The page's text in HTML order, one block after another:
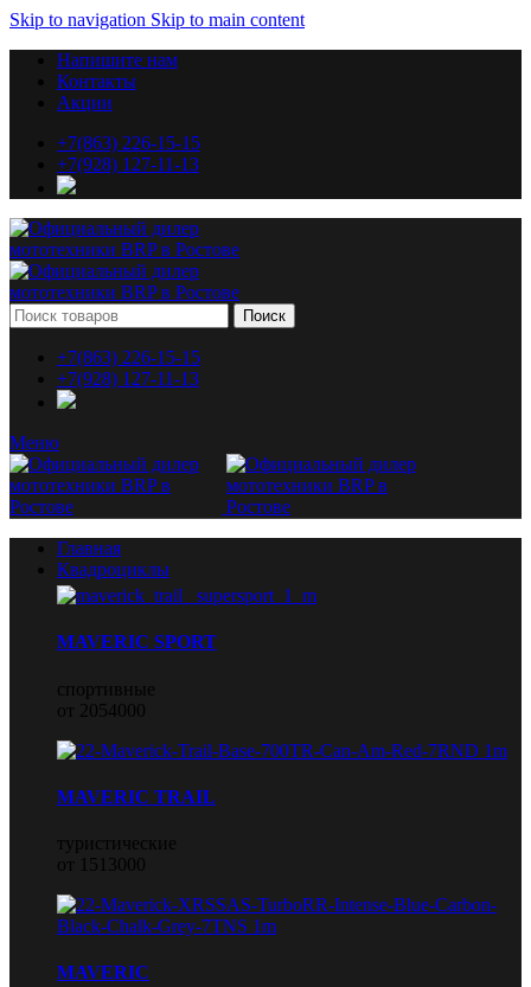
Skip to navigation Skip to main content
Напишите нам
Контакты
Акции
+7(863) 226-15-15
+7(928) 127-11-13
Поиск
+7(863) 226-15-15
+7(928) 127-11-13
Меню
Главная
Квадроциклы
MAVERIC SPORT
спортивные
от 2054000
MAVERIC TRAIL
туристические
от 1513000
MAVERIC